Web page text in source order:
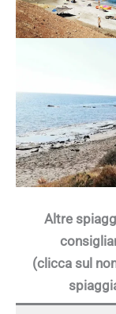
Altre
(clicca sul